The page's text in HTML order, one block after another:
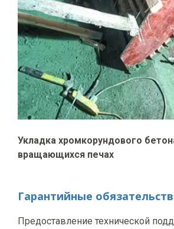
Укладка хромкорундового
вращающихся печах
Гарантийные
Предоставление технической